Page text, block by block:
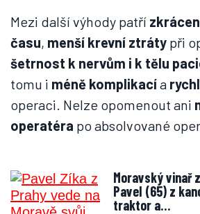
Mezi další výhody patří
času, menší krevní ztráty při
šetrnost k nervům i k tělu
tomu i méně komplikacía
operaci. Nelze opomenout ani
operatéra po absolvované
Moravský vinař z Prahy: Hoteliér
Pavel (65) z
traktor a…